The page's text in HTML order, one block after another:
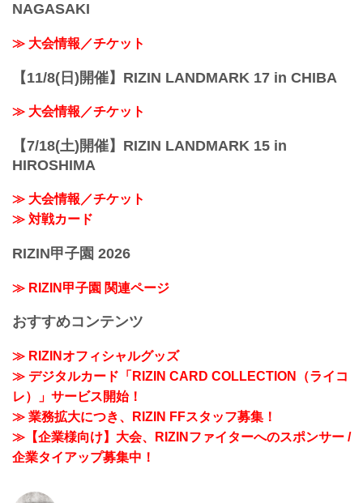
NAGASAKI
≫ 大会情報／チケット
【11/8(日)開催】RIZIN LANDMARK 17 in CHIBA
≫ 大会情報／チケット
【7/18(土)開催】RIZIN LANDMARK 15 in
HIROSHIMA
≫ 大会情報／チケット
≫ 対戦カード
RIZIN甲子園 2026
≫ RIZIN甲子園 関連ページ
おすすめコンテンツ
≫ RIZINオフィシャルグッズ
≫ デジタルカード「RIZIN CARD COLLECTION（ライコ
レ）」サービス開始！
≫ 業務拡大につき、RIZIN FFスタッフ募集！
≫【企業様向け】大会、RIZINファイターへのスポンサー /
企業タイアップ募集中！